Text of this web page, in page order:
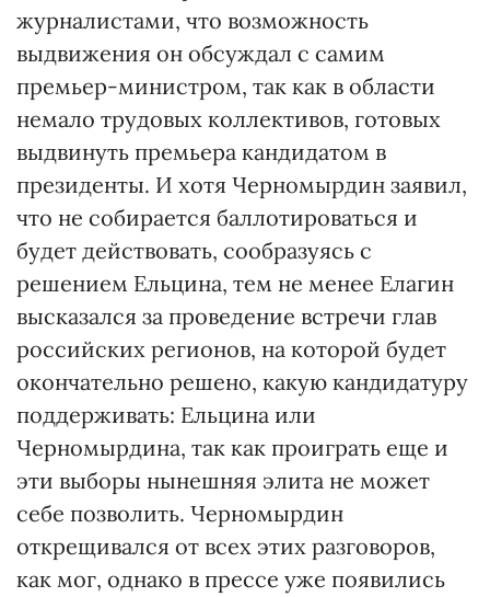
журналистами, что возможность
выдвижения он обсуждал с самим
премьер-министром, так как в области
немало трудовых коллективов, готовых
выдвинуть премьера кандидатом в
президенты. И хотя Черномырдин заявил,
что не собирается баллотироваться и
будет действовать, сообразуясь с
решением Ельцина, тем не менее Елагин
высказался за проведение встречи глав
российских регионов, на которой будет
окончательно решено, какую кандидатуру
поддерживать: Ельцина или
Черномырдина, так как проиграть еще и
эти выборы нынешняя элита не может
себе позволить. Черномырдин
открещивался от всех этих разговоров,
как мог, однако в прессе уже появились